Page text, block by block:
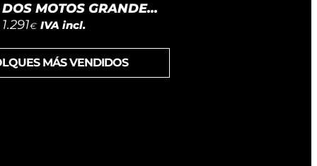
MOTOS GRANDE...
1.291€ IVA incl.
MÁS VENDIDOS